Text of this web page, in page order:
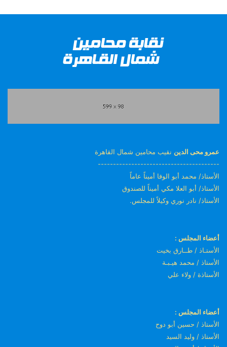
عمرو محى الدين نقيب محامين شمال القاهرة
----------------------------------------
الأستاذ/ محمد أبو الوفا أميناً عاماً
الأستاذ/ أبو العلا مكي أميناً للصندوق
الأستاذ/ نادر نوري وكيلاً للمجلس.
أعضاء المجلس :
الأستـاذ / طــارق بخيت
الأستاذ / محمد هيـبـة
الأستاذة / ولاء علي
أعضاء المجلس :
الأستاذ / حسين أبو دوح
الأستاذ / وليد السيد